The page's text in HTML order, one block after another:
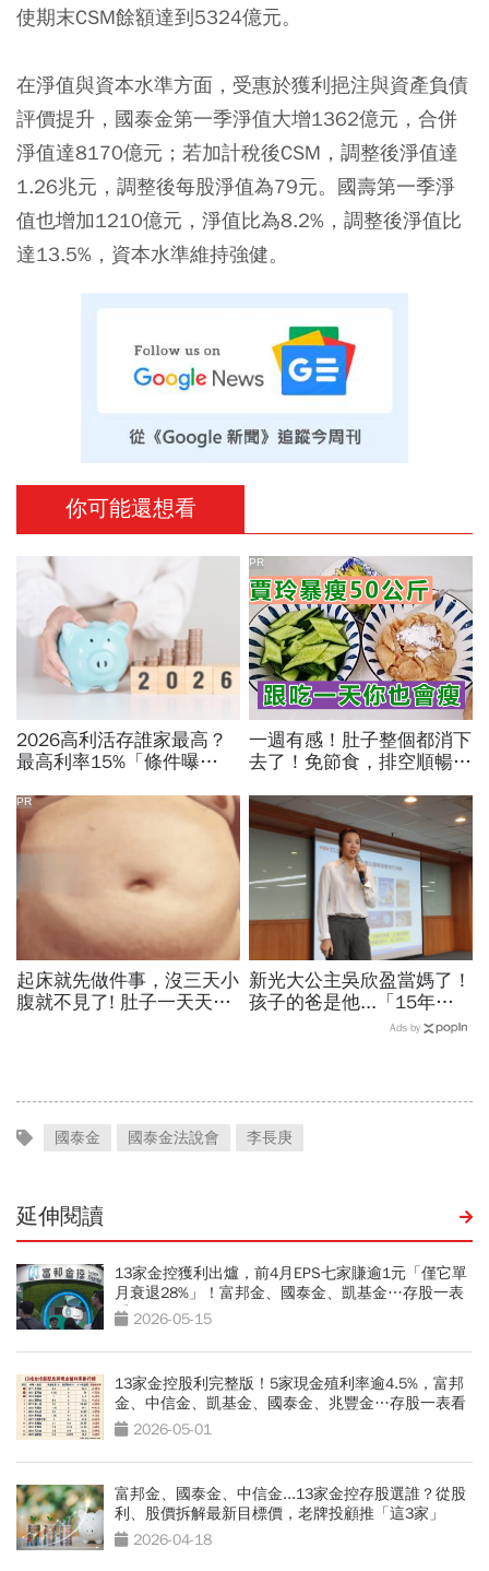
使期末CSM餘額達到5324億元。
在淨值與資本水準方面，受惠於獲利挹注與資產負債
評價提升，國泰金第一季淨值大增1362億元，合併
淨值達8170億元；若加計稅後CSM，調整後淨值達
1.26兆元，調整後每股淨值為79元。國壽第一季淨
值也增加1210億元，淨值比為8.2%，調整後淨值比
達13.5%，資本水準維持強健。
你可能還想看
2026高利活存誰家最高？
最高利率15%「條件曝
南、台銀…9家利息翻倍秘
訣
一週有感！肚子整個都消下
去了！免節食，排空順暢就
PR
起床就先做件事，沒三天小
腹就不見了! 肚子一天天變
PR
新光大公主吳欣盈當媽了！
孩子的爸是他...「15年前
還來婚禮，我恢復單身後就
Ads by
國泰金 國泰金法說會 李長庚
延伸閱讀
13家金控獲利出爐，前4月EPS七家賺逾1元「僅它單
月衰退28%」！富邦金、國泰金、凱基金…存股一表
看 2026-05-15
13家金控股利完整版！5家現金殖利率逾4.5%，富邦
金、中信金、凱基金、國泰金、兆豐金…存股一表看
2026-05-01
富邦金、國泰金、中信金...13家金控存股選誰？從股
利、股價拆解最新目標價，老牌投顧推「這3家」
2026-04-18